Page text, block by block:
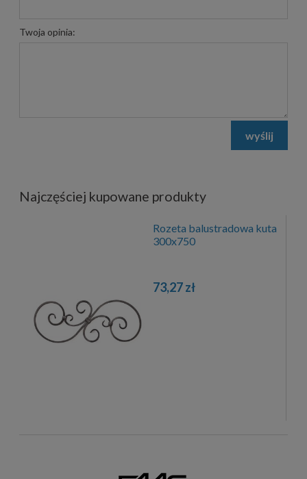
Twoja opinia:
wyślij
Najczęściej kupowane produkty
Rozeta balustradowa kuta
300x750
73,27 zł